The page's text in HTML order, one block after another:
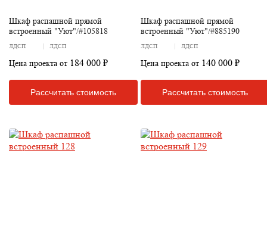
Шкаф распашной прямой
встроенный "Уют"/#105818
ЛДСП ЛДСП
Цена проекта от 184 000 ₽
Рассчитать стоимость
Шкаф распашной прямой
встроенный "Уют"/#885190
ЛДСП ЛДСП
Цена проекта от 140 000 ₽
Рассчитать стоимость